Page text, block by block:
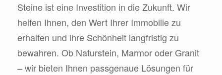
Steine ist eine Investition in die Zukunft. Wir
helfen Ihnen, den Wert Ihrer Immobilie zu
erhalten und ihre Schönheit langfristig zu
bewahren. Ob Naturstein, Marmor oder Granit
– wir bieten Ihnen passgenaue Lösungen für